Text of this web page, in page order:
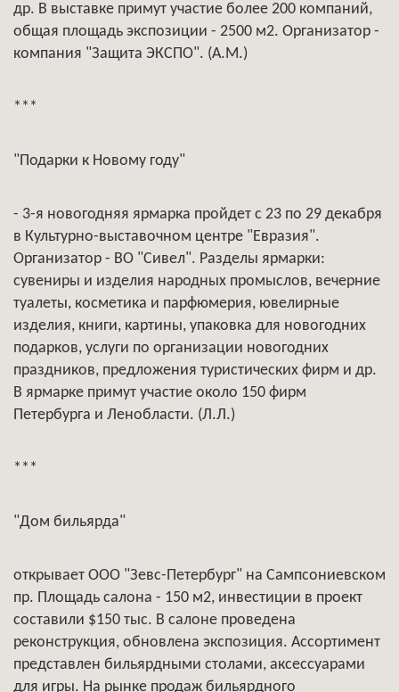
др. В выставке примут участие более 200 компаний,
общая площадь экспозиции - 2500 м2. Организатор -
компания "Защита ЭКСПО". (А.М.)
***
"Подарки к Новому году"
- 3-я новогодняя ярмарка пройдет с 23 по 29 декабря
в Культурно-выставочном центре "Евразия".
Организатор - ВО "Сивел". Разделы ярмарки:
сувениры и изделия народных промыслов, вечерние
туалеты, косметика и парфюмерия, ювелирные
изделия, книги, картины, упаковка для новогодних
подарков, услуги по организации новогодних
праздников, предложения туристических фирм и др.
В ярмарке примут участие около 150 фирм
Петербурга и Ленобласти. (Л.Л.)
***
"Дом бильярда"
открывает ООО "Зевс-Петербург" на Сампсониевском
пр. Площадь салона - 150 м2, инвестиции в проект
составили $150 тыс. В салоне проведена
реконструкция, обновлена экспозиция. Ассортимент
представлен бильярдными столами, аксессуарами
для игры. На рынке продаж бильярдного